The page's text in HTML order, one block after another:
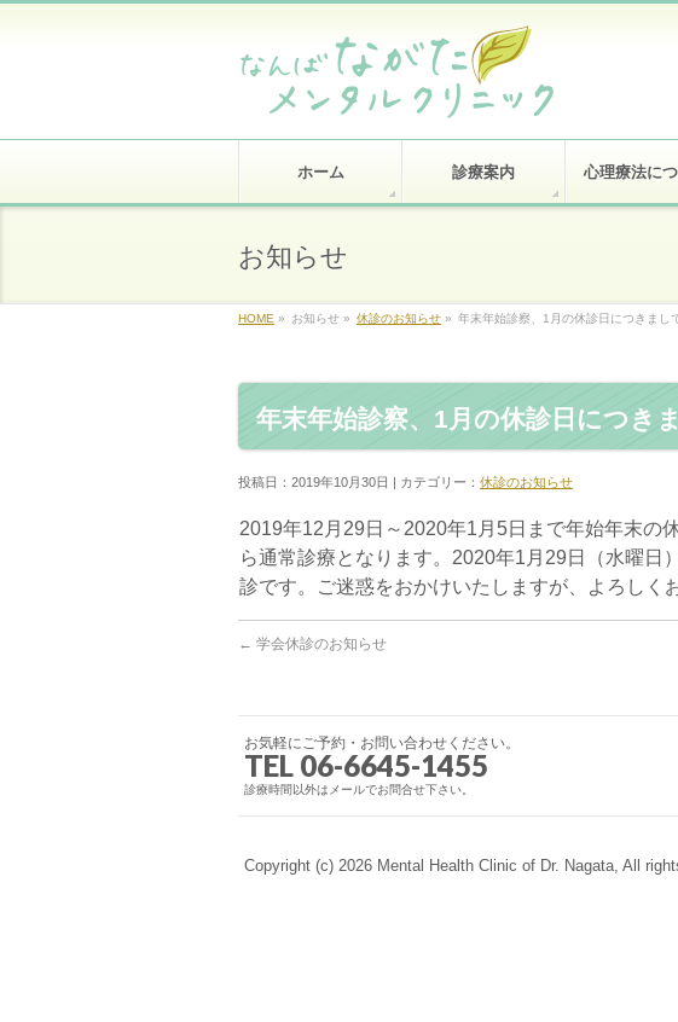
ホーム 診療案内 心理療法に
お知らせ
HOME » お知らせ » 休診のお知らせ » 年末年始診察、1月の休診日につきまし
年末年始診察、1月の休診日につき
投稿日：2019年10月30日 | カテゴリー： 休診のお知らせ
2019年12月29日～2020年1月5日まで年始年末の
ら通常診療となります。2020年1月29日（水曜日
診です。ご迷惑をおかけいたしますが、よろしく
← 学会休診のお知らせ
お気軽にご予約・お問い合わせください。
TEL 06-6645-1455
診療時間以外はメールでお問合せ下さい。
Copyright (c) 2026 Mental Health Clinic of Dr. Nagata, All